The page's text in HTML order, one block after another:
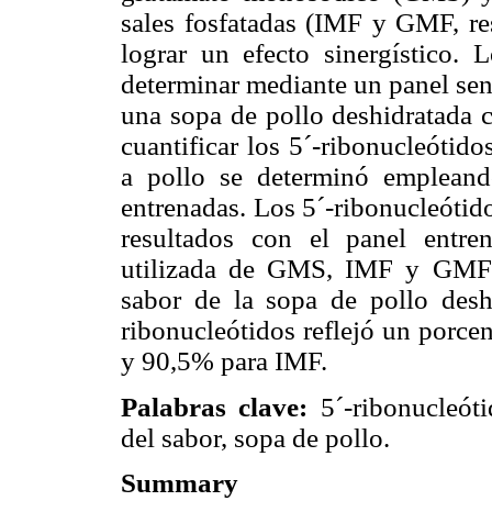
sales fosfatadas (IMF y GMF,
lograr un efecto sinergístico.
determinar mediante un panel
una sopa de pollo deshidratada
cuantificar los 5´-
a pollo se determinó
entrenadas. Los 5´-
resultados con el panel
utilizada de GMS, IMF y
sabor de la sopa de pollo
ribonucleótidos reflejó un
y 90,5% para IMF.
Palabras clave: 5´-
del sabor, sopa de pollo.
Summary